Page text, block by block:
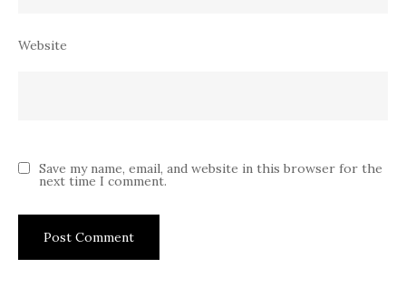
Website
Save my name, email, and website in this browser for the
next time I comment.